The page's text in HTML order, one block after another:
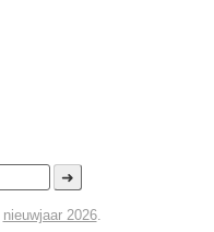
➜
nieuwjaar 2026.